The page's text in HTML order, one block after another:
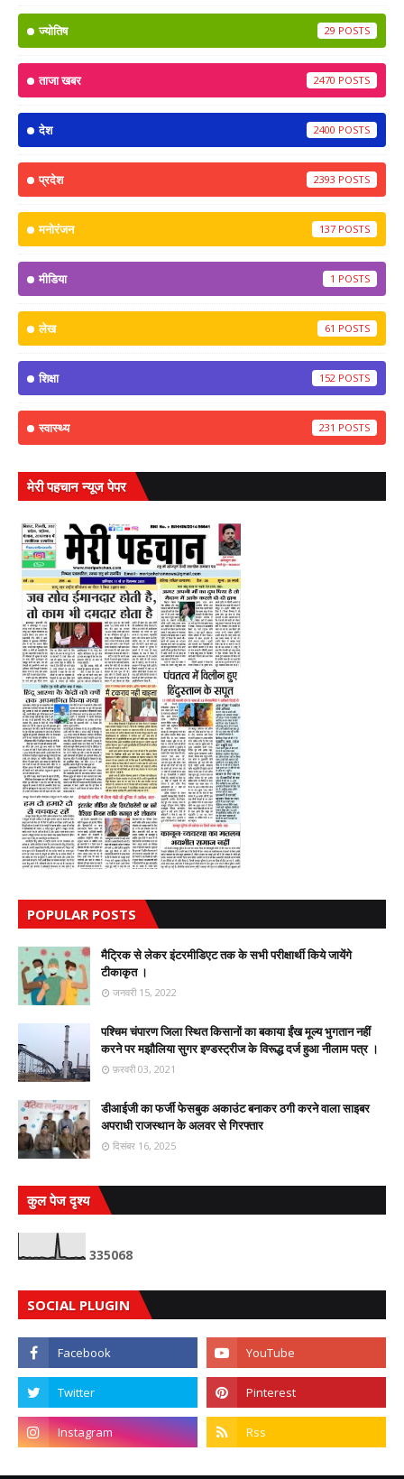
ज्योतिष 29
ताजा खबर 2470
देश 2400
प्रदेश 2393
मनोरंजन 137
मीडिया 1
लेख 61
शिक्षा 152
स्वास्थ्य 231
मेरी पहचान न्यूज पेपर
POPULAR POSTS
मैट्रिक से लेकर इंटरमीडिएट तक के सभी परीक्षार्थी किये जायेंगे
टीकाकृत ।
जनवरी 15, 2022
पश्चिम चंपारण जिला स्थित किसानों का बकाया ईंख मूल्य भुगतान नहीं
करने पर मझौलिया सुगर इण्डस्ट्रीज के विरूद्ध दर्ज हुआ नीलाम पत्र ।
फ़रवरी 03, 2021
डीआईजी का फर्जी फेसबुक अकाउंट बनाकर ठगी करने वाला साइबर
अपराधी राजस्थान के अलवर से गिरफ्तार
दिसंबर 16, 2025
कुल पेज दृश्य
335068
SOCIAL PLUGIN